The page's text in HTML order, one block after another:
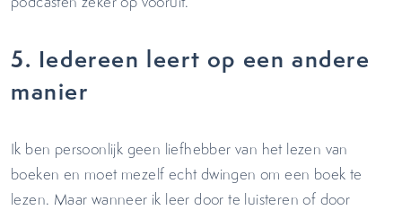
5. Iedereen leert op een andere
manier
Ik ben persoonlijk geen liefhebber van het lezen van
boeken en moet mezelf echt dwingen om een boek te
lezen. Maar wanneer ik leer door te luisteren of door